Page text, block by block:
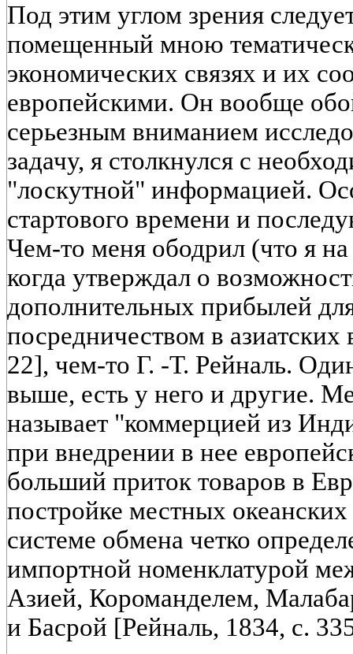
Под этим углом зрения
помещенный мною
экономических связях и их
европейскими. Он вообще
серьезным вниманием
задачу, я столкнулся с
"лоскутной" информацией.
стартового времени и
Чем-то меня ободрил (что я
когда утверждал о
дополнительных прибылей
посредничеством в
22], чем-то Г. -Т. Рейналь.
выше, есть у него и другие.
называет "коммерцией из
при внедрении в нее
больший приток товаров в
постройке местных
системе обмена четко
импортной номенклатурой
Азией, Короманделем,
и Басрой [Рейналь, 1834, с.